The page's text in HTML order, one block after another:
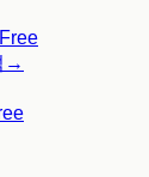
Free
→